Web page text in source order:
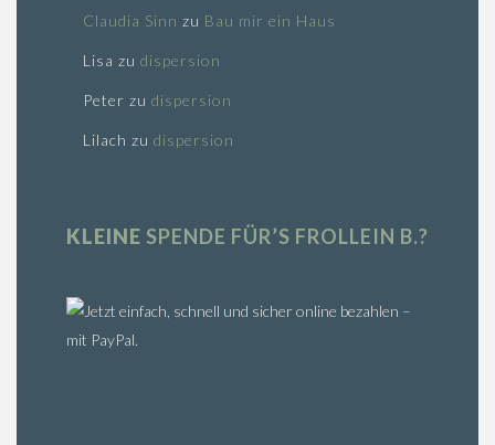
Claudia Sinn zu Bau mir ein Haus
Lisa zu dispersion
Peter zu dispersion
Lilach zu dispersion
KLEINE SPENDE FÜR’S FROLLEIN B.?